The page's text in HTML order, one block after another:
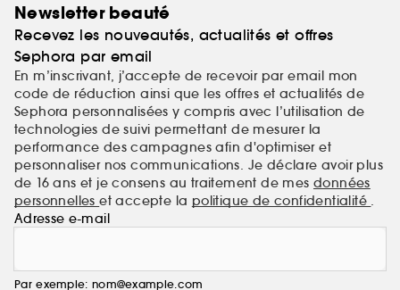
Newsletter beauté
Recevez les nouveautés, actualités et offres
Sephora par email
En m’inscrivant, j’accepte de recevoir par email mon
code de réduction ainsi que les offres et actualités de
Sephora personnalisées y compris avec l’utilisation de
technologies de suivi permettant de mesurer la
performance des campagnes afin d'optimiser et
personnaliser nos communications. Je déclare avoir plus
de 16 ans et je consens au traitement de mes données
personnelleset accepte la politique de confidentialité .
Adresse e-mail
Par exemple: nom@example.com